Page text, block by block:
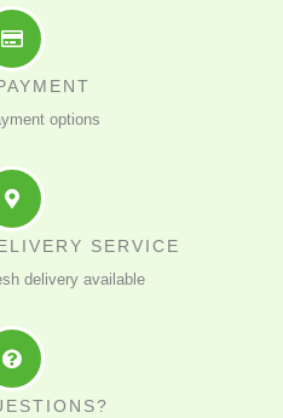
options
SERVICE
delivery available